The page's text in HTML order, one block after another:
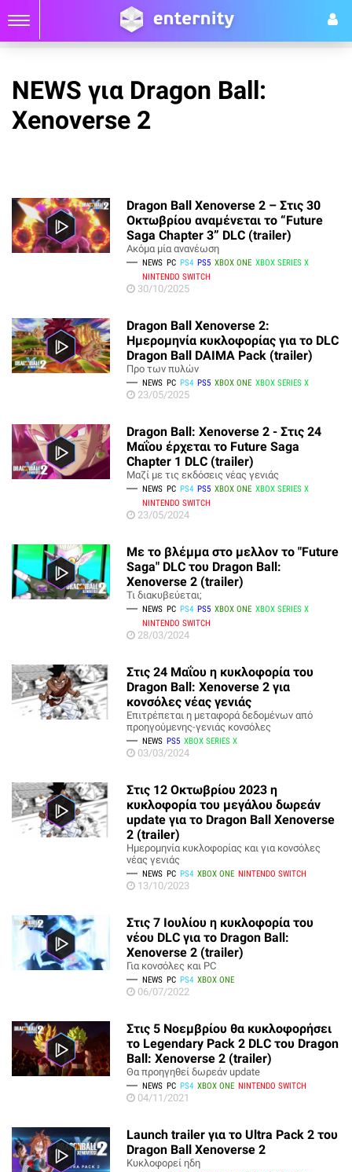
NEWS για Dragon Ball:
Xenoverse 2
Dragon Ball Xenoverse 2 – Στις 30
Οκτωβρίου αναμένεται το “Future
Saga Chapter 3” DLC (trailer)
Ακόμα μία ανανέωση
NEWS PC PS4 PS5 XBOX ONE XBOX SERIES X
NINTENDO SWITCH
30/10/2025
Dragon Ball Xenoverse 2:
Ημερομηνία κυκλοφορίας για το DLC
Dragon Ball DAIMA Pack (trailer)
Προ των πυλών
NEWS PC PS4 PS5 XBOX ONE XBOX SERIES X
23/05/2025
Dragon Ball: Xenoverse 2 - Στις 24
Μαΐου έρχεται το Future Saga
Chapter 1 DLC (trailer)
Μαζί με τις εκδόσεις νέας γενιάς
NEWS PC PS4 PS5 XBOX ONE XBOX SERIES X
NINTENDO SWITCH
23/05/2024
Με το βλέμμα στο μελλον το "Future
Saga" DLC του Dragon Ball:
Xenoverse 2 (trailer)
Τι διακυβεύεται;
NEWS PC PS4 PS5 XBOX ONE XBOX SERIES X
NINTENDO SWITCH
28/03/2024
Στις 24 Μαΐου η κυκλοφορία του
Dragon Ball: Xenoverse 2 για
κονσόλες νέας γενιάς
Επιτρέπεται η μεταφορά δεδομένων από
προηγούμενης-γενιάς κονσόλες
NEWS PS5 XBOX SERIES X
03/03/2024
Στις 12 Οκτωβρίου 2023 η
κυκλοφορία του μεγάλου δωρεάν
update για το Dragon Ball Xenoverse
2 (trailer)
Ημερομηνία κυκλοφορίας και για κονσόλες
νέας γενιάς
NEWS PC PS4 XBOX ONE NINTENDO SWITCH
13/10/2023
Στις 7 Ιουλίου η κυκλοφορία του
νέου DLC για το Dragon Ball:
Xenoverse 2 (trailer)
Για κονσόλες και PC
NEWS PC PS4 XBOX ONE
06/07/2022
Στις 5 Νοεμβρίου θα κυκλοφορήσει
το Legendary Pack 2 DLC του Dragon
Ball: Xenoverse 2 (trailer)
Θα προηγηθεί δωρεάν update
NEWS PC PS4 XBOX ONE NINTENDO SWITCH
04/11/2021
Launch trailer για το Ultra Pack 2 του
Dragon Ball Xenoverse 2
Κυκλοφορεί ηδη